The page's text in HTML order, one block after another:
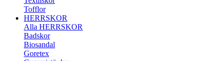
Tofflor
HERRSKOR
Alla HERRSKOR
Badskor
Biosandal
Goretex